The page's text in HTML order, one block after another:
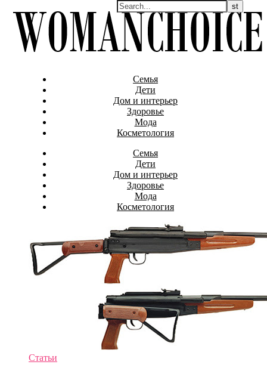
Семья
Дети
Дом и интерьер
Здоровье
Мода
Косметология
Семья
Дети
Дом и интерьер
Здоровье
Мода
Косметология
Статьи